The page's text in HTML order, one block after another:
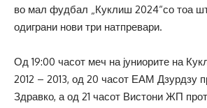
во мал фудбал „Куклиш 2024“со тоа
одиграни нови три натпревари.
Од 19:00 часот меч на јуниорите на
2012 – 2013, од 20 часот ЕАМ Дзурдзу
Здравко, а од 21 часот Вистони ЖП